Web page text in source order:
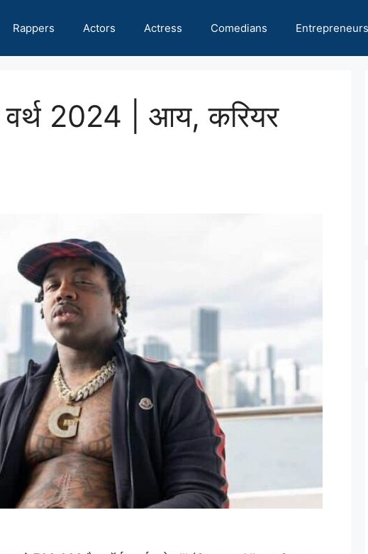
Rappers Actors Actress Comedians Entrepreneurs
2024 | आय, करियर